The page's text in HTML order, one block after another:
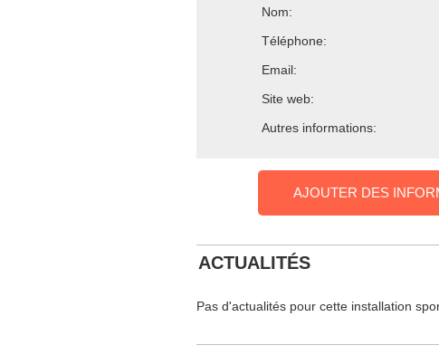
Nom:
Téléphone:
Email:
Site web:
Autres informations:
AJOUTER DES
ACTUALITÉS
Pas d'actualités pour cette installation